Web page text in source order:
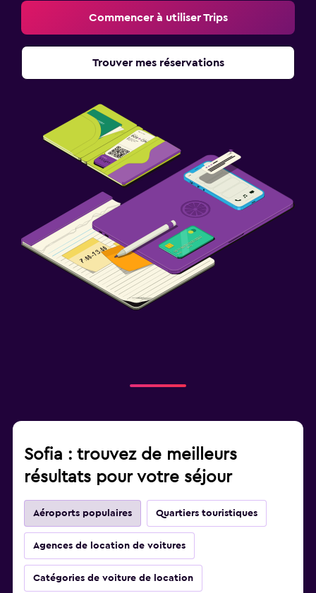
Commencer à utiliser Trips
Trouver mes réservations
Sofia : trouvez de meilleurs
résultats pour votre séjour
Aéroports populaires Quartiers touristiques
Agences de location de voitures
Catégories de voiture de location